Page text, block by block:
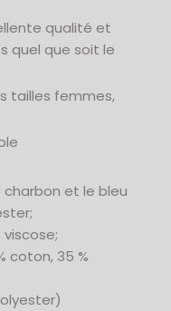
qualité et
quel que soit le
tailles femmes,
charbon et le bleu
viscose;
coton, 35 %